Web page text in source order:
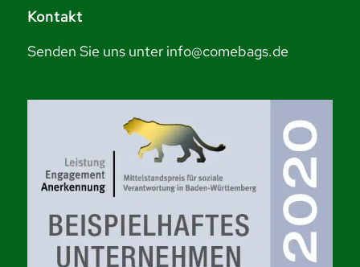
Kontakt
Senden Sie uns unter info@comebags.de